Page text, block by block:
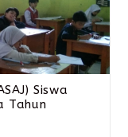
Siswa
Tahun